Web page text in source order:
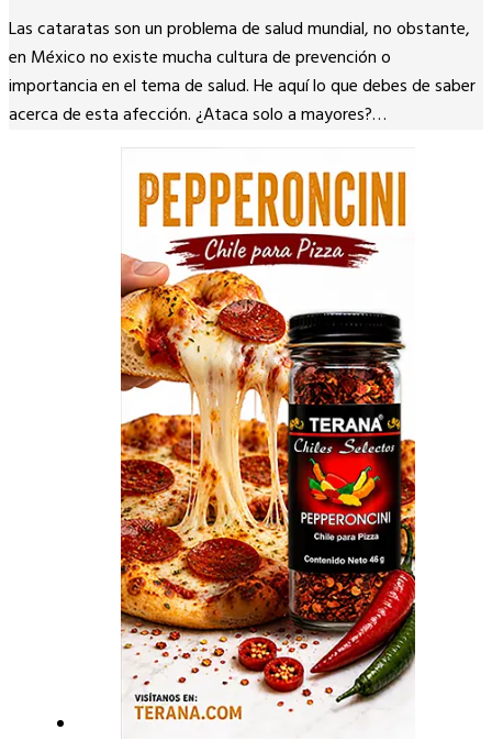
Copy
Link
Las cataratas son un problema de salud mundial, no obstante,
en México no existe mucha cultura de prevención o
importancia en el tema de salud. He aquí lo que debes de saber
acerca de esta afección. ¿Ataca solo a mayores?…